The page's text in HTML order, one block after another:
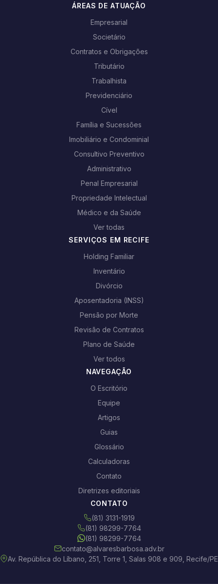
ÁREAS DE ATUAÇÃO
Empresarial
Societário
Contratos e Obrigações
Tributário
Trabalhista
Previdenciário
Cível
Família e Sucessões
Imobiliário e Condominial
Consultivo Preventivo
Administrativo
Penal Empresarial
Propriedade Intelectual
Médico e da Saúde
Ver todas
SERVIÇOS EM RECIFE
Holding Familiar
Inventário
Divórcio
Aposentadoria (INSS)
Pensão por Morte
Revisão de Contratos
Plano de Saúde
Ver todos
NAVEGAÇÃO
O Escritório
Equipe
Artigos
Guias
Glossário
Calculadoras
Contato
Diretrizes editoriais
CONTATO
(81) 3131-1919
(81) 98299-7764
(81) 98299-7764
contato@alvaresbarbosa.adv.br
Av. República do Líbano, 251, Torre 1, Salas 908 e 909, Recife/PE